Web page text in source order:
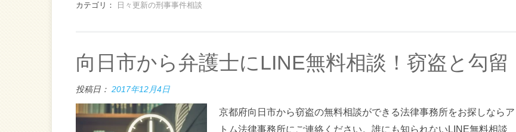
カテゴリ： 日々更新の刑事事件相談
向日市から弁護士にLINE無料相談！窃盗と勾留
投稿日： 2017年12月4日
京都府向日市から窃盗の無料相談ができる法律事務所をお探しならア
トム法律事務所にご連絡ください。誰にも知られないLINE無料相談